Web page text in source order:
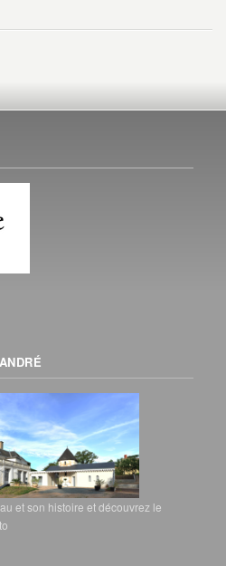
et son histoire et découvrez le